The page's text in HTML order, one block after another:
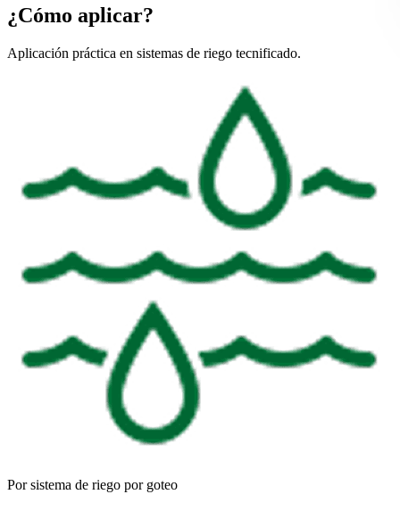
¿Cómo aplicar?
Aplicación práctica en sistemas de riego tecnificado.
Por sistema de riego por goteo